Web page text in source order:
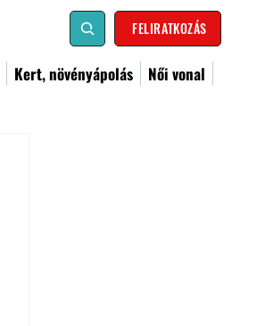
FELIRATKOZÁS
Kert, növényápolás
Női vonal